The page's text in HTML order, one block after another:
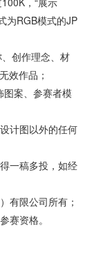
为RGB模式的JP
创作理念、材
效作品；
图案、参赛者模
计图以外的任何
一稿多投，如经
有限公司所有；
赛资格。